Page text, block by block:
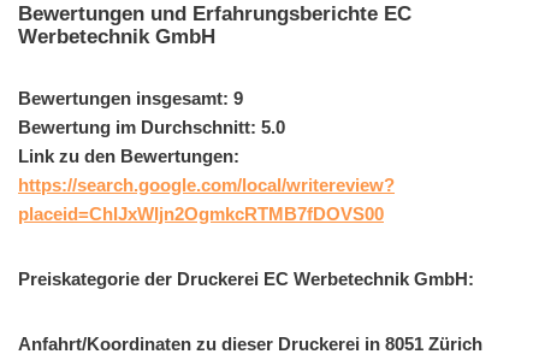
Bewertungen und Erfahrungsberichte EC
Werbetechnik GmbH
Bewertungen insgesamt: 9
Bewertung im Durchschnitt: 5.0
Link zu den Bewertungen:
https://search.google.com/local/writereview?
placeid=ChIJxWIjn2OgmkcRTMB7fDOVS00
Preiskategorie der Druckerei EC Werbetechnik GmbH:
Anfahrt/Koordinaten zu dieser Druckerei in 8051 Zürich